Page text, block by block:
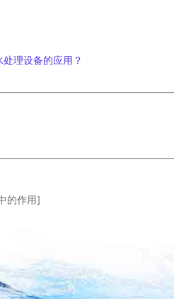
处理设备的应用？
的作用]